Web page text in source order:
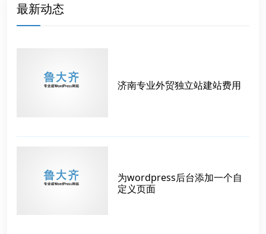
最新动态
济南专业外贸独立站建站费用
为wordpress后台添加一个自
定义页面